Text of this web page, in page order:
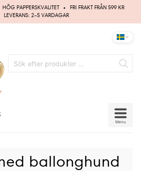
HÖG PAPPERSKVALITET
FRI FRAKT FRÅN 599 KR
LEVERANS: 2–5 VARDAGAR
Menu
ballonghund